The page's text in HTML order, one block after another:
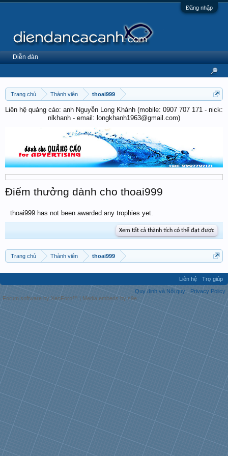
Đăng nhập
Trang chủ Thành viên thoai999
Liên hệ quảng cáo: anh Nguyễn Long Khánh (mobile: 0907 707 171 - nick:
nlkhanh - email: longkhanh1963@gmail.com)
Điểm thưởng dành cho thoai999
thoai999 has not been awarded any trophies yet.
Xem tất cả thành tích có thể đạt được
Trang chủ Thành viên thoai999
Diễn đàn
Liên hệ
Trợ giúp
Quy định và Nội quy
Privacy Policy
Forum software by XenForo™ | Media embeds by s9e